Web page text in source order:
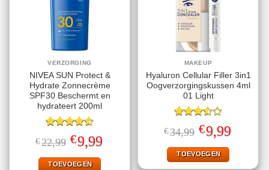
VERZORGING
NIVEA SUN Protect &
Hydrate Zonnecrème
SPF30 Beschermt en
hydrateert 200ml
Gewaardeerd
4.56uit 5
€22,99 Oorspronkelijke
prijs
was:
€22,99.
€9,99Huidige
prijs
TOEVOEGEN
MAKEUP
Hyaluron Cellular Filler 3in1
Oogverzorgingskussen 4ml
01 Light
Gewaardeerd
3.50uit
€34,99 Oorspronkelijke
prijs
was:
€34,99.
€9,99Huidige
prijs
TOEVOEGEN